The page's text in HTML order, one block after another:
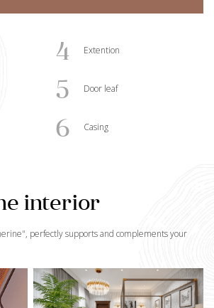
4 Extention
5 Door leaf
6 Casing
interior
", perfectly supports and complements your